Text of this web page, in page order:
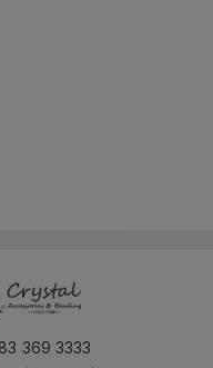
369 3333